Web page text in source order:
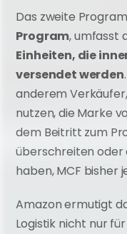
Das zweite
Program, umfasst
Einheiten, die
versendet werden
anderem
nutzen, die Marke
dem Beitritt zum
überschreiten oder
haben, MCF bisher
Amazon ermutigt
Logistik nicht nur